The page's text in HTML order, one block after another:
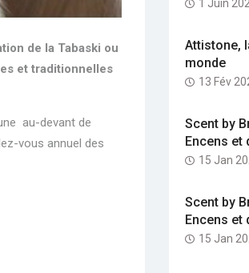
de la Tabaski ou
et traditionnelles
au-devant de
vous annuel des
1 Juin
Attistone,
monde
13 Fév
Scent by
Encens et
15 Jan
Scent by
Encens et
15 Jan